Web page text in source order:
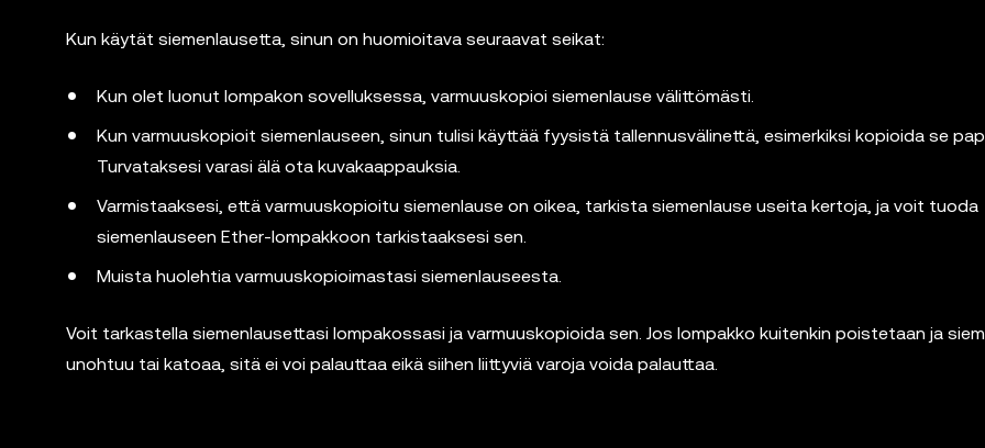
Kun käytät siemenlausetta, sinun on huomioitava seuraavat seikat:
Kun olet luonut lompakon sovelluksessa, varmuuskopioi siemenlause välittömästi.
Kun varmuuskopioit siemenlauseen, sinun tulisi käyttää fyysistä tallennusvälinettä, esimerkiksi kopioida se
Turvataksesi varasi älä ota kuvakaappauksia.
Varmistaaksesi, että varmuuskopioitu siemenlause on oikea, tarkista siemenlause useita kertoja, ja voit tuoda
siemenlauseen Ether-lompakkoon tarkistaaksesi sen.
Muista huolehtia varmuuskopioimastasi siemenlauseesta.
Voit tarkastella siemenlausettasi lompakossasi ja varmuuskopioida sen. Jos lompakko kuitenkin poistetaan ja
unohtuu tai katoaa, sitä ei voi palauttaa eikä siihen liittyviä varoja voida palauttaa.